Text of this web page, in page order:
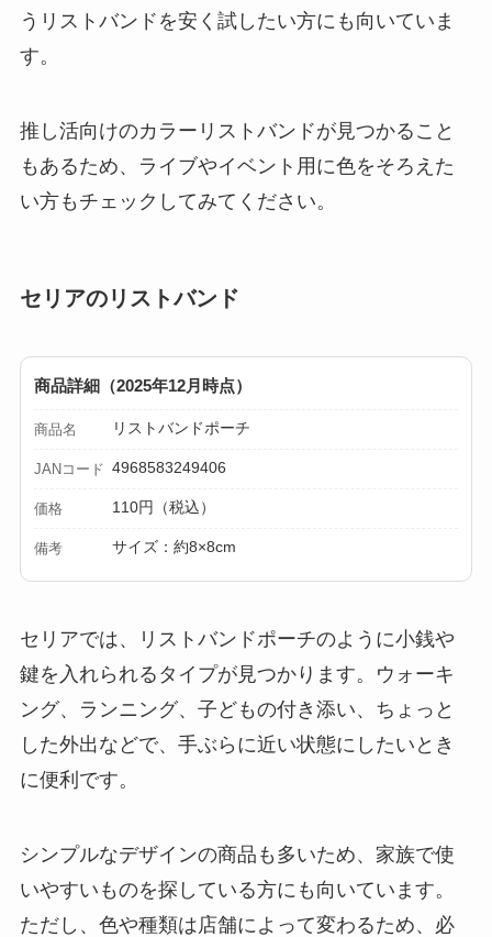
うリストバンドを安く試したい方にも向いていま
す。
推し活向けのカラーリストバンドが見つかること
もあるため、ライブやイベント用に色をそろえた
い方もチェックしてみてください。
セリアのリストバンド
商品詳細（2025年12月時点）
商品名 リストバンドポーチ
JANコード 4968583249406
価格 110円（税込）
備考 サイズ：約8×8cm
セリアでは、リストバンドポーチのように小銭や
鍵を入れられるタイプが見つかります。ウォーキ
ング、ランニング、子どもの付き添い、ちょっと
した外出などで、手ぶらに近い状態にしたいとき
に便利です。
シンプルなデザインの商品も多いため、家族で使
いやすいものを探している方にも向いています。
ただし、色や種類は店舗によって変わるため、必